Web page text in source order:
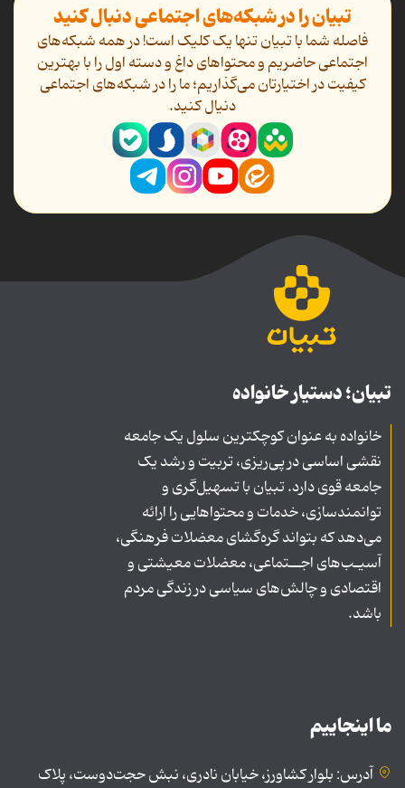
تبیان را در شبکه‌های اجتماعی دنبال کنید
فاصله شما با تبیان تنها یک کلیک است! در همه شبکه‌های
اجتماعی حاضریم و محتواهای داغ و دسته اول را با بهترین
کیفیت در اختیارتان می‌گذاریم؛ ما را در شبکه‌های اجتماعی
دنیال کنید.
تبیان؛ دستیار خانواده
خانواده به عنوان کوچکترین سلول یک جامعه
نقشی اساسی در پی‌ریزی، تربیت و رشد یک
جامعه قوی دارد. تبیان با تسهیل‌گری و
توانمندسازی، خدمات و محتواهایی را ارائه
می‌دهد که بتواند گره‌گشای معضلات فرهنگی،
آسیـب‌های اجــتماعی، معضلات معیشتی و
اقتصادی و چالش‌های سیاسی در زندگی مردم
باشد.
ما اینجاییم
آدرس: بلوار کشاورز، خیابان نادری، نبش حجت‌دوست، پلاک